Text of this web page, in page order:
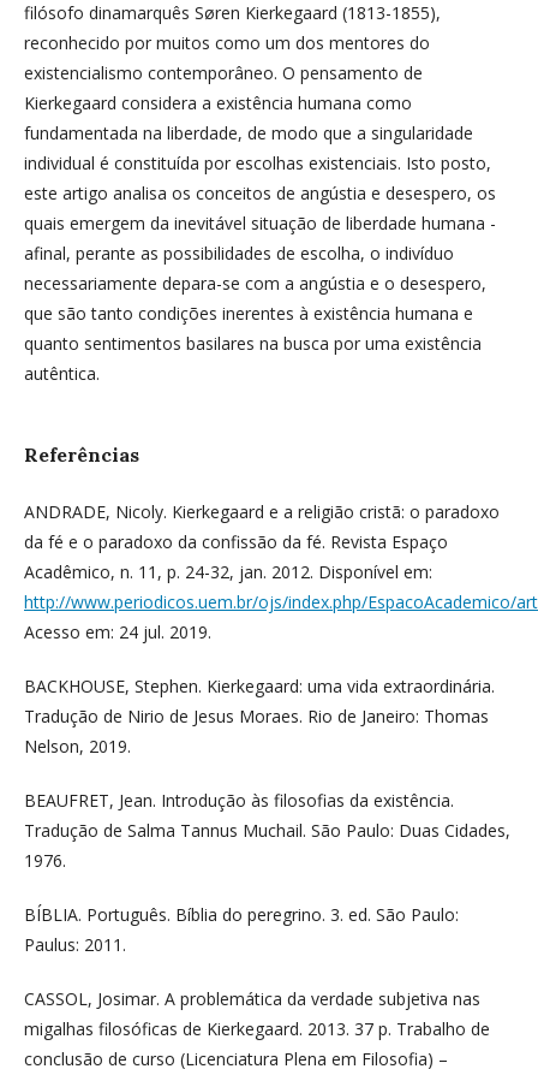
filósofo dinamarquês Søren Kierkegaard (1813-1855),
reconhecido por muitos como um dos mentores do
existencialismo contemporâneo. O pensamento de
Kierkegaard considera a existência humana como
fundamentada na liberdade, de modo que a singularidade
individual é constituída por escolhas existenciais. Isto posto,
este artigo analisa os conceitos de angústia e desespero, os
quais emergem da inevitável situação de liberdade humana -
afinal, perante as possibilidades de escolha, o indivíduo
necessariamente depara-se com a angústia e o desespero,
que são tanto condições inerentes à existência humana e
quanto sentimentos basilares na busca por uma existência
autêntica.
Referências
ANDRADE, Nicoly. Kierkegaard e a religião cristã: o paradoxo
da fé e o paradoxo da confissão da fé. Revista Espaço
Acadêmico, n. 11, p. 24-32, jan. 2012. Disponível em:
http://www.periodicos.uem.br/ojs/index.php/EspacoAcademico/
Acesso em: 24 jul. 2019.
BACKHOUSE, Stephen. Kierkegaard: uma vida extraordinária.
Tradução de Nirio de Jesus Moraes. Rio de Janeiro: Thomas
Nelson, 2019.
BEAUFRET, Jean. Introdução às filosofias da existência.
Tradução de Salma Tannus Muchail. São Paulo: Duas Cidades,
1976.
BÍBLIA. Português. Bíblia do peregrino. 3. ed. São Paulo:
Paulus: 2011.
CASSOL, Josimar. A problemática da verdade subjetiva nas
migalhas filosóficas de Kierkegaard. 2013. 37 p. Trabalho de
conclusão de curso (Licenciatura Plena em Filosofia) –